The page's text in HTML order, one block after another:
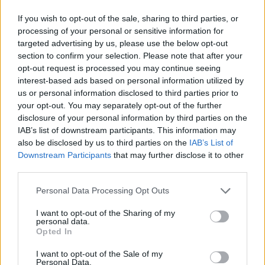
If you wish to opt-out of the sale, sharing to third parties, or
processing of your personal or sensitive information for
targeted advertising by us, please use the below opt-out
section to confirm your selection. Please note that after your
opt-out request is processed you may continue seeing
interest-based ads based on personal information utilized by
us or personal information disclosed to third parties prior to
your opt-out. You may separately opt-out of the further
disclosure of your personal information by third parties on the
IAB’s list of downstream participants. This information may
also be disclosed by us to third parties on the IAB’s List of
Downstream Participants that may further disclose it to other
Please note that this website/app uses one or more Google
not limited to your visit or usage behaviour. You may click to
grant or deny consent to Google and its third-party tags to
use your data for below specified purposes in below Google
consent section.
Personal Data Processing Opt Outs
I want to opt-out of the Sharing of my
personal data.
Opted In
I want to opt-out of the Sale of my
Personal Data.
Kulturnega centra Ravne, ki bo omogočil izvedbo
zahtevnejših produkcij, gostovanje večjih mednarodnih
projektov in še kakovostnejše pogoje za občinstvo ter
mlade glasbenike. Verjamemo, da bo nova kulturna
infrastruktura pomembno prispevala k razvoju celotne
Koroške,«poudarjataRobert Jamnik , predsednik KD
Drugi zvoki, inFranc Kokal, programski vodja
programa Jazz Ravne.
Devetnajsta abonmajska sezona se bo
zaključila v četrtek, 4. junija 2026, ob 19. uri
parku na Ravnah na Koroškem.